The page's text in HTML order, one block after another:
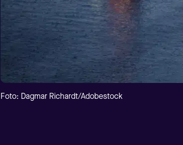
Foto: Dagmar Richardt/Adobestock